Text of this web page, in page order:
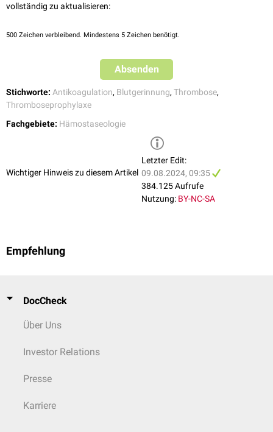
Venenbypässemit hohem Verschlussrisiko
bei Vorhofflimmern)
Die Dosierung und Dauer der Antikoagulation hängt von der
zugrundeliegenden Indikation (prophylaktische vs. therapeutische
Antikoagulation) und individuellen Faktoren (z.B.
vollständig zu aktualisieren:
500 Zeichen verbleibend. Mindestens 5 Zeichen benötigt.
Absenden
Stichworte: Antikoagulation, Blutgerinnung, Thrombose,
Thromboseprophylaxe
Fachgebiete: Hämostaseologie
Wichtiger Hinweis zu diesem Artikel
Letzter Edit:
09.08.2024, 09:35
384.125 Aufrufe
Nutzung: BY-NC-SA
Empfehlung
DocCheck
Über Uns
Investor Relations
Presse
Karriere